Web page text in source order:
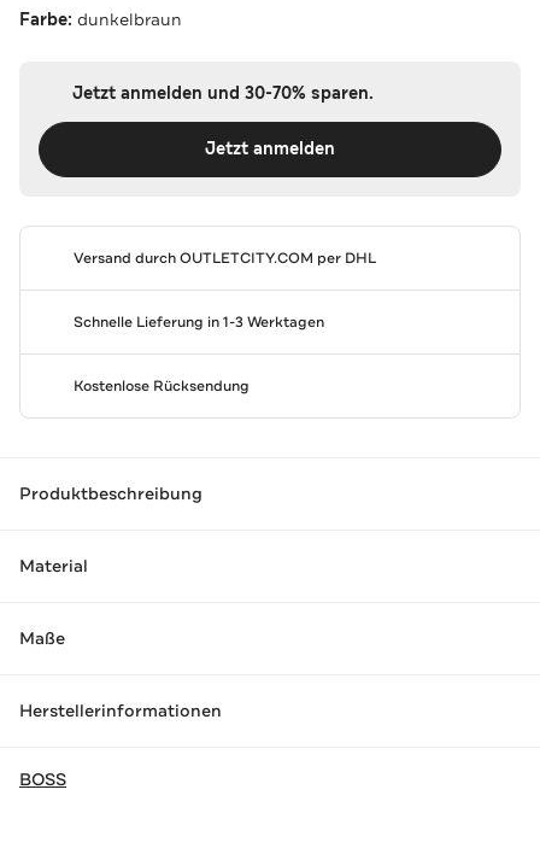
Farbe: dunkelbraun
Jetzt anmelden und 30-70% sparen.
Jetzt anmelden
Versand durchOUTLETCITY.COM per DHL
Schnelle Lieferung in 1-3 Werktagen
Kostenlose Rücksendung
Produktbeschreibung
Material
Maße
Herstellerinformationen
BOSS